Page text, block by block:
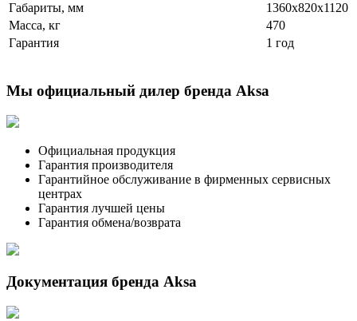
Габариты, мм
1360x820x1120
Масса, кг
470
Гарантия
1 год
Мы официальный дилер бренда Aksa
Официальная продукция
Гарантия производителя
Гарантийное обслуживание в фирменных сервисных
центрах
Гарантия лучшей цены
Гарантия обмена/возврата
Документация бренда Aksa